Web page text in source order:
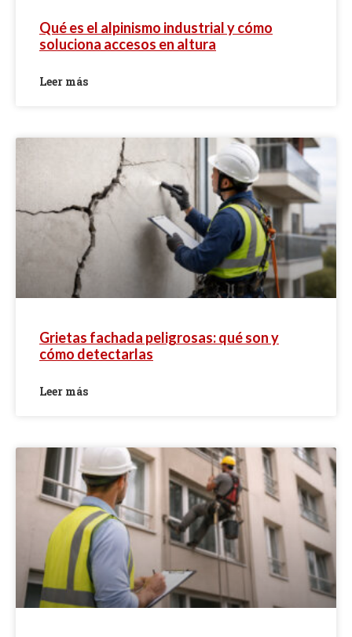
Qué es el alpinismo industrial y cómo
soluciona accesos en altura
Leer más
Grietas fachada peligrosas: qué son y
cómo detectarlas
Leer más